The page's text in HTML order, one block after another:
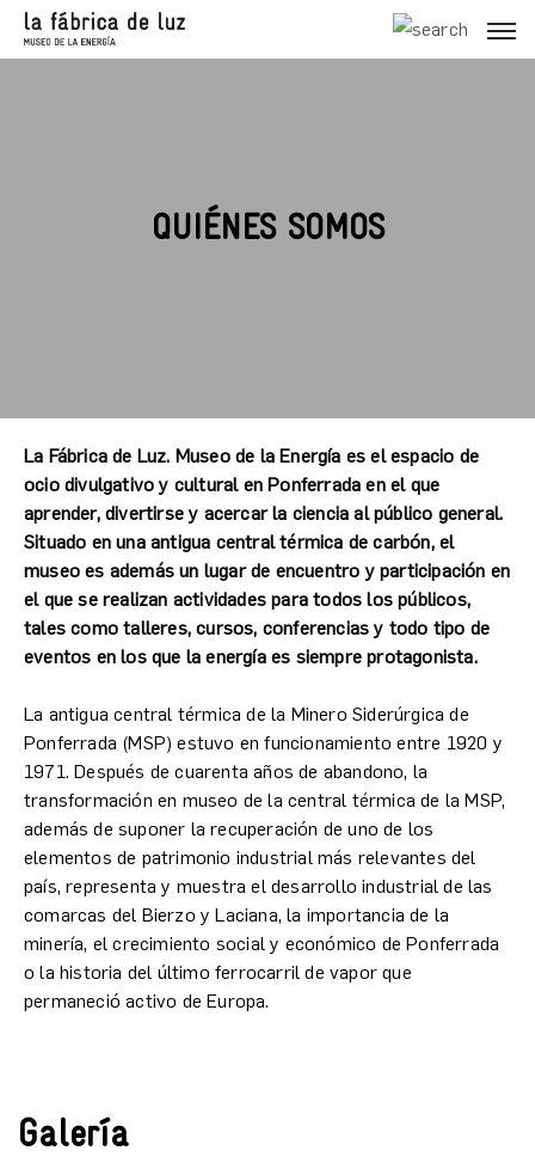
QUIÉNES SOMOS
La Fábrica de Luz. Museo de la Energía es el espacio de
ocio divulgativo y cultural en Ponferrada en el que
aprender, divertirse y acercar la ciencia al público general.
Situado en una antigua central térmica de carbón, el
museo es además un lugar de encuentro y participación en
el que se realizan actividades para todos los públicos,
tales como talleres, cursos, conferencias y todo tipo de
eventos en los que la energía es siempre protagonista.
La antigua central térmica de la Minero Siderúrgica de
Ponferrada (MSP) estuvo en funcionamiento entre 1920 y
1971. Después de cuarenta años de abandono, la
transformación en museo de la central térmica de la MSP,
además de suponer la recuperación de uno de los
elementos de patrimonio industrial más relevantes del
país, representa y muestra el desarrollo industrial de las
comarcas del Bierzo y Laciana, la importancia de la
minería, el crecimiento social y económico de Ponferrada
o la historia del último ferrocarril de vapor que
permaneció activo de Europa.
Galería